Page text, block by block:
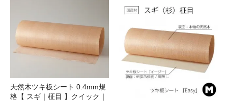
天然木ツキ板シート 0.4mm規
格【 スギ｜柾目 】クイック｜